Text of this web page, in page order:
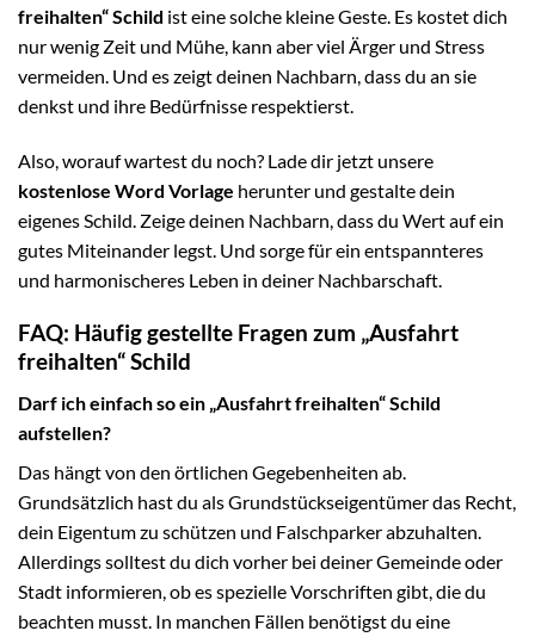
freihalten“ Schild ist eine solche kleine Geste. Es kostet dich
nur wenig Zeit und Mühe, kann aber viel Ärger und Stress
vermeiden. Und es zeigt deinen Nachbarn, dass du an sie
denkst und ihre Bedürfnisse respektierst.
Also, worauf wartest du noch? Lade dir jetzt unsere
kostenlose Word Vorlage herunter und gestalte dein
eigenes Schild. Zeige deinen Nachbarn, dass du Wert auf ein
gutes Miteinander legst. Und sorge für ein entspannteres
und harmonischeres Leben in deiner Nachbarschaft.
FAQ: Häufig gestellte Fragen zum „Ausfahrt
freihalten“ Schild
Darf ich einfach so ein „Ausfahrt freihalten“ Schild
aufstellen?
Das hängt von den örtlichen Gegebenheiten ab.
Grundsätzlich hast du als Grundstückseigentümer das Recht,
dein Eigentum zu schützen und Falschparker abzuhalten.
Allerdings solltest du dich vorher bei deiner Gemeinde oder
Stadt informieren, ob es spezielle Vorschriften gibt, die du
beachten musst. In manchen Fällen benötigst du eine